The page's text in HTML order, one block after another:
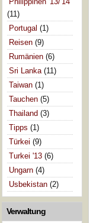
(11)
Portugal (1)
Reisen (9)
Rumänien (6)
Sri Lanka (11)
Taiwan (1)
Tauchen (5)
Thailand (3)
Tipps (1)
Türkei (9)
Turkei '13 (6)
Ungarn (4)
Usbekistan (2)
Verwaltung